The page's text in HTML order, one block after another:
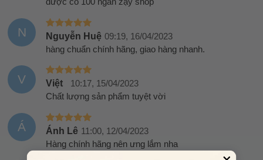
N Nguyễn Huệ 09:19, 16/04/2023
hàng chuẩn chính hãng, giao hàng nhanh.
V Việt
10:17, 15/04/2023
Chất lượng sản phẩm tuyệt vời
Á Ánh Lê 11:00, 12/04/2023
Hàng chính hãng nên ưng lắm nha